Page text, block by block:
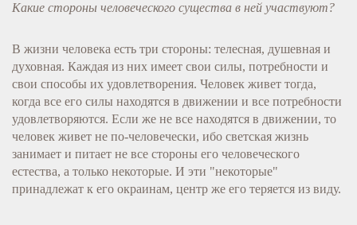
Какие стороны человеческого существа в ней участвуют?
В жизни человека есть три стороны: телесная, душевная и
духовная. Каждая из них имеет свои силы, потребности и
свои способы их удовлетворения. Человек живет тогда,
когда все его силы находятся в движении и все потребности
удовлетворяются. Если же не все находятся в движении, то
человек живет не по-человечески, ибо светская жизнь
занимает и питает не все стороны его человеческого
естества, а только некоторые. И эти "некоторые"
принадлежат к его окраинам, центр же его теряется из виду.